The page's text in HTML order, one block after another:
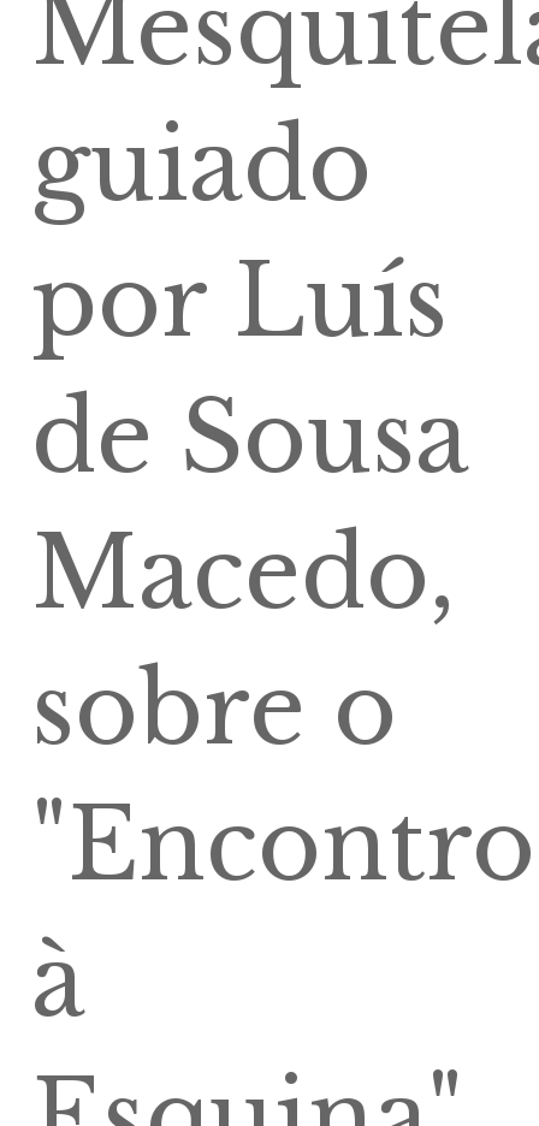
guiado
por Luís
de Sousa
Macedo,
sobre o
"Encontro
à